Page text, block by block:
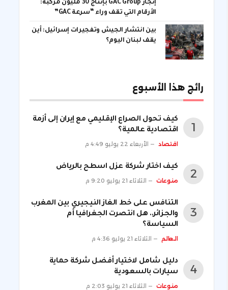
إنجاز GAC Group بإنتاج 30 مليون مركبة:
الأرقام التي تقف وراء “سرعة GAC”
بين انتشار الجيش وتفجيرات إسرائيل: أين
يقف لبنان اليوم؟
رائج هذا الأسبوع
كيف تحول الصراع الإقليمي مع إيران إلى أزمة
اقتصادية عالمية؟
اقتصاد الأربعاء 22 يوليو 4:49 م
كيف اختار شركة عزل اسطح بالرياض
منوعات الثلاثاء 21 يوليو 9:20 م
التنافس على خط الغاز النيجيري بين المغرب
والجزائر.. هل انتصرت الجغرافيا أم
السياسة؟
العالم الثلاثاء 21 يوليو 4:36 م
دليل شامل لاختيار أفضل شركة حماية
سيارات بالسعودية
منوعات الثلاثاء 21 يوليو 2:03 م